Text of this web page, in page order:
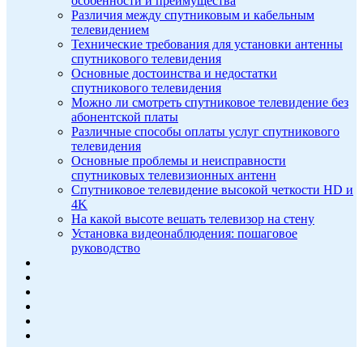
Различия между спутниковым и кабельным
телевидением
Технические требования для установки антенны
спутникового телевидения
Основные достоинства и недостатки
спутникового телевидения
Можно ли смотреть спутниковое телевидение без
абонентской платы
Различные способы оплаты услуг спутникового
телевидения
Основные проблемы и неисправности
спутниковых телевизионных антенн
Спутниковое телевидение высокой четкости HD и
4K
На какой высоте вешать телевизор на стену
Установка видеонаблюдения: пошаговое
руководство